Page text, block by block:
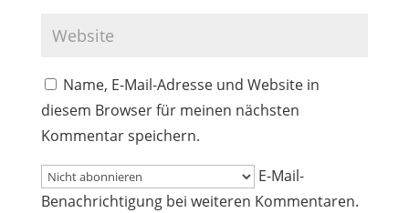
Name, E-Mail-Adresse und Website in
diesem Browser für meinen nächsten
Kommentar speichern.
E-Mail-
Benachrichtigung bei weiteren Kommentaren.